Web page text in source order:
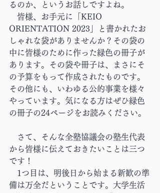
るのか、というお話しですよね。
皆様、お手元に「KEIO
ORIENTATION 2023」と書かれたお
しゃれな袋がありませんか？その袋の
中に皆様のために作った緑色の冊子が
あります。その袋や冊子は、まさにそ
の予算をもって作成されたものです。
その他にも、いわゆる公的事業を様々
やっています。気になる方はぜひ緑色
の冊子の24ページをお読みください。
さて、そんな全塾協議会の塾生代表
から皆様に伝えておきたいことは三つ
です！
1つ目は、明後日から始まる新歓の準
備は万全だということです。大学生活